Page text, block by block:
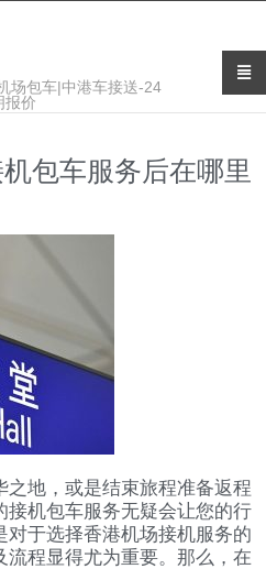
场包车|中港车接送-24
报价
包车服务后在哪里
之地，或是结束旅程准备返程
接机包车服务无疑会让您的行
于选择香港机场接机服务的
程显得尤为重要。那么，在